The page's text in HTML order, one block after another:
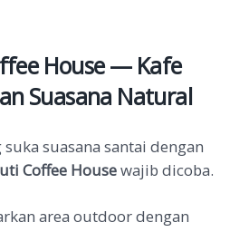
House — Kafe
Suasana Natural
suasana santai dengan
Coffee Housewajib dicoba.
area outdoor dengan